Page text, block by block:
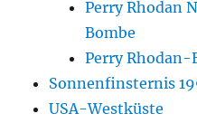
Perry Rhodan
Bombe
Perry Rhodan-
Sonnenfinsternis
USA-Westküste